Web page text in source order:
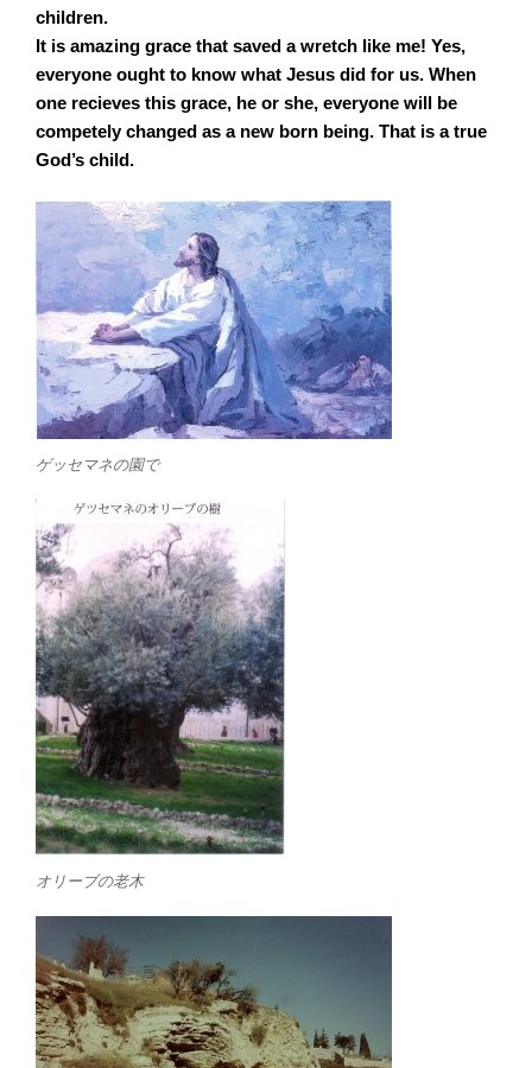
children.
It is amazing grace that saved a wretch like me! Yes,
everyone ought to know what Jesus did for us. When
one recieves this grace, he or she, everyone will be
competely changed as a new born being. That is a true
God’s child.
ゲッセマネの園で
オリーブの老木